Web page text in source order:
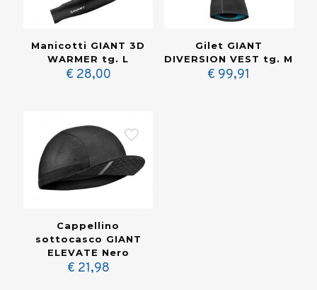
Manicotti GIANT 3D
WARMER tg. L
€ 28,00
Gilet GIANT
DIVERSION VEST tg. M
€ 99,91
Cappellino
sottocasco GIANT
ELEVATE Nero
€ 21,98